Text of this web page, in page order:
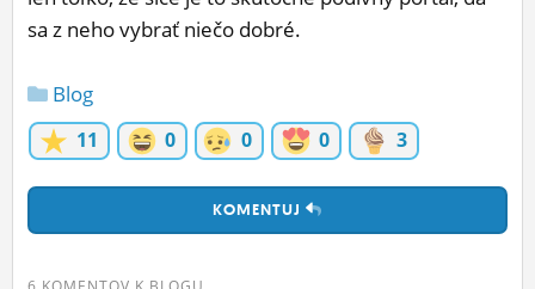
sa z neho vybrať niečo dobré.
Blog
11 0 0 0 3
KOMENTUJ